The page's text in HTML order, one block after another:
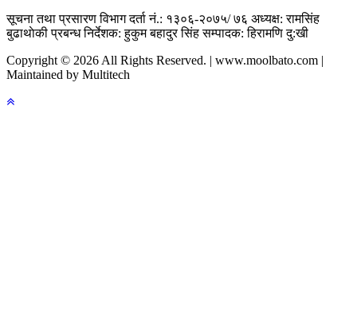
सूचना तथा प्रसारण विभाग दर्ता नं.: १३०६-२०७५/ ७६ अध्यक्ष: रामसिंह
बुढाथाेकी प्रबन्ध निर्देशक: हुकुम बहादुर सिंह सम्पादक: हिरामणि दु:खी
Copyright © 2026 All Rights Reserved. | www.moolbato.com |
Maintained by Multitech